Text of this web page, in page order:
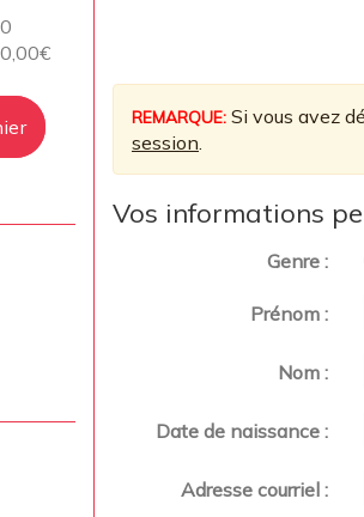
REMARQUE: Si vous avez
session
Vos informations
Genre :
Prénom :
Nom :
Date de naissance :
Adresse courriel :
0
0,00€